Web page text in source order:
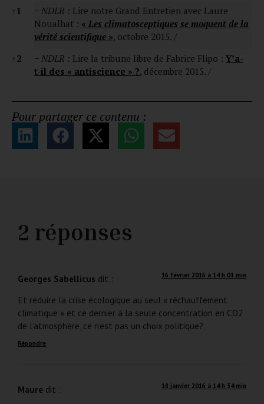
Notes
↑ 1 − NDLR : Lire notre Grand Entretien avec Laure
Noualhat : « Les climatosceptiques se moquent de la
vérité scientifique », octobre 2015. /
↑ 2 − NDLR : Lire la tribune libre de Fabrice Flipo : Y’a-
t-il des « antiscience » ?, décembre 2015. /
Pour partager ce contenu :
2 réponses
Georges Sabellicus dit : 16 février 2016 à 14 h 01 min
Et réduire la crise écologique au seul « réchauffement
climatique » et ce dernier à la seule concentration en CO2
de l’atmosphère, ce n’est pas un choix politique?
Répondre
Maure dit : 18 janvier 2016 à 14 h 34 min